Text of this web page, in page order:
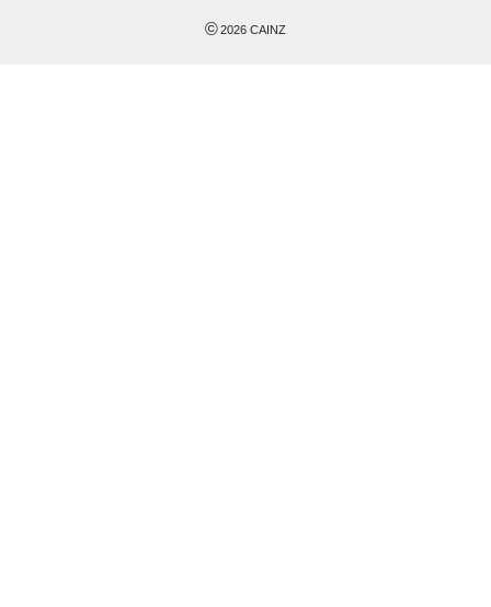
©2026 CAINZ